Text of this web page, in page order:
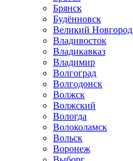
Брянск
Будённовск
Великий Новгород
Владивосток
Владикавказ
Владимир
Волгоград
Волгодонск
Волжск
Волжский
Вологда
Волоколамск
Вольск
Воронеж